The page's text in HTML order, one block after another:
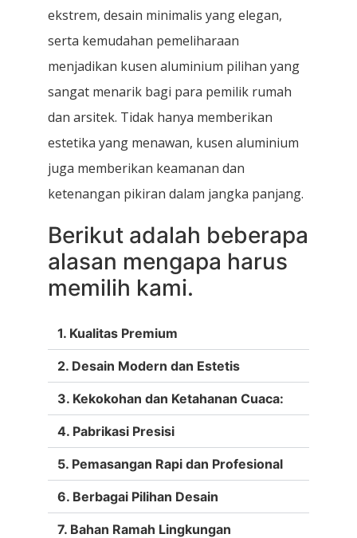
ekstrem, desain minimalis yang elegan,
serta kemudahan pemeliharaan
menjadikan kusen aluminium pilihan yang
sangat menarik bagi para pemilik rumah
dan arsitek. Tidak hanya memberikan
estetika yang menawan, kusen aluminium
juga memberikan keamanan dan
ketenangan pikiran dalam jangka panjang.
Berikut adalah beberapa
alasan mengapa harus
memilih kami.
1. Kualitas Premium
2. Desain Modern dan Estetis
3. Kekokohan dan Ketahanan Cuaca:
4. Pabrikasi Presisi
5. Pemasangan Rapi dan Profesional
6. Berbagai Pilihan Desain
7. Bahan Ramah Lingkungan